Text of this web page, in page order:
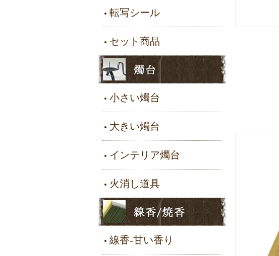
転写シール
セット商品
小さい燭台
大きい燭台
インテリア燭台
火消し道具
線香-甘い香り